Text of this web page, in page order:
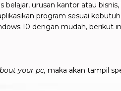
urusan kantor atau
program sesuai
10 dengan mudah, berikut
your pc, maka akan tampil